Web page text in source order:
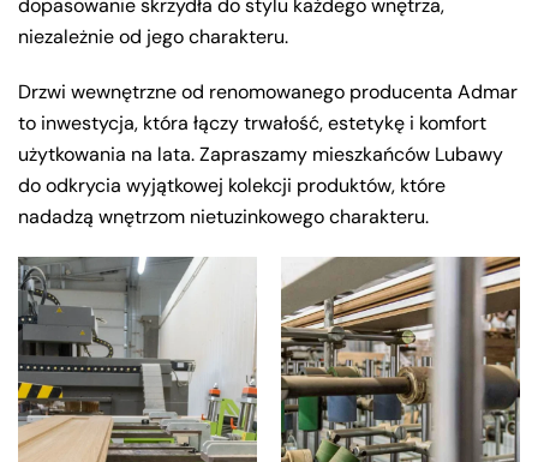
niezależnie od jego charakteru.
Drzwi wewnętrzne od renomowanego producenta Admar
to inwestycja, która łączy trwałość, estetykę i komfort
użytkowania na lata. Zapraszamy mieszkańców Lubawy
do odkrycia wyjątkowej kolekcji produktów, które
nadadzą wnętrzom nietuzinkowego charakteru.